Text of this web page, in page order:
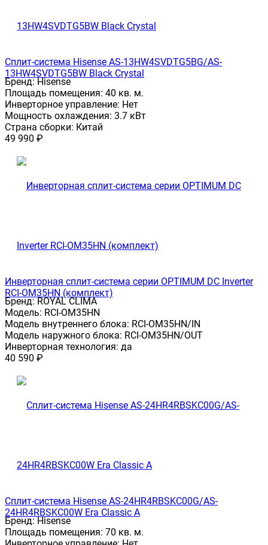
Сплит-система Hisense AS-13HW4SVDTG5ВG/AS-
13HW4SVDTG5ВW Black Crystal
Бренд: Hisense
Площадь помещения: 40 кв. м.
Инверторное управление: Нет
Мощность охлаждения: 3.7 кВт
Страна сборки: Китай
49 990 ₽
Инверторная сплит-система серии OPTIMUM DC Inverter
RCI-OM35HN (комплект)
Бренд: ROYAL CLIMA
Модель: RCI-OM35HN
Модель внутреннего блока: RCI-OM35HN/IN
Модель наружного блока: RCI-OM35HN/OUT
Инверторная технология: да
40 590 ₽
Сплит-система Hisense AS-24HR4RBSKC00G/AS-
24HR4RBSKC00W Era Classic A
Бренд: Hisense
Площадь помещения: 70 кв. м.